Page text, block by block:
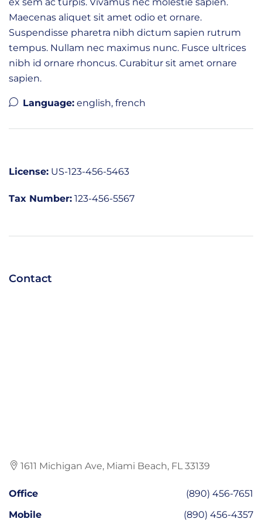
Maecenas aliquet sit amet odio et ornare.
Suspendisse pharetra nibh dictum sapien rutrum
tempus. Nullam nec maximus nunc. Fusce ultrices
nibh id ornare rhoncus. Curabitur sit amet ornare
sapien.
Language: english, french
License: US-123-456-5463
Tax Number: 123-456-5567
Contact
1611 Michigan Ave, Miami Beach, FL 33139
Office
(890) 456-7651
Mobile
(890) 456-4357